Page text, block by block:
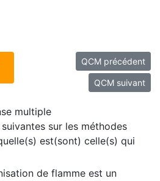
QCM précédent
QCM suivant
multiple
sur les méthodes
est(sont) celle(s) qui
de flamme est un